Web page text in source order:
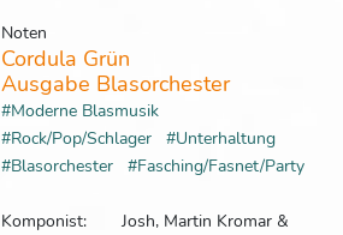
Noten
Cordula Grün
Ausgabe Blasorchester
#Moderne Blasmusik
#Rock/Pop/Schlager
#Unterhaltung
#Blasorchester
#Fasching/Fasnet/Party
Komponist:
Josh, Martin Kromar &